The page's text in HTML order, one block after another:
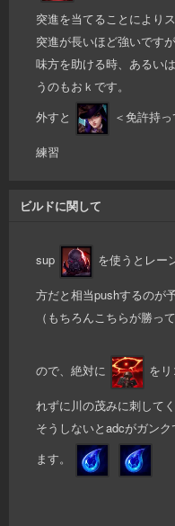
突進を当てることにより
突進が長いほど強いです
味方を助ける時、あるい
うのもおｋです。
外すと
＜免許持
練習
ビルドに関して
sup を使うとレー
方だと相当pushするのが
（もちろんこちらが勝っ
ので、絶対に を
れずに川の茂みに刺してく
そうしないとadcがガン
ます。